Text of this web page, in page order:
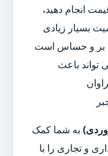
انجام دهید،
بسیار زیادی
بر و حساس است
تواند باعث
به شما کمک
و تجاری را با